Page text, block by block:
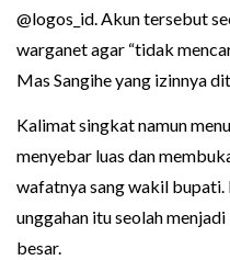
@logos_id. Akun tersebut
warganet agar “tidak
Mas Sangihe yang izinnya
Kalimat singkat namun
menyebar luas dan
wafatnya sang wakil
unggahan itu seolah
besar.